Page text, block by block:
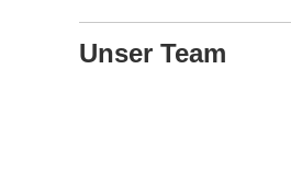
Unser Team